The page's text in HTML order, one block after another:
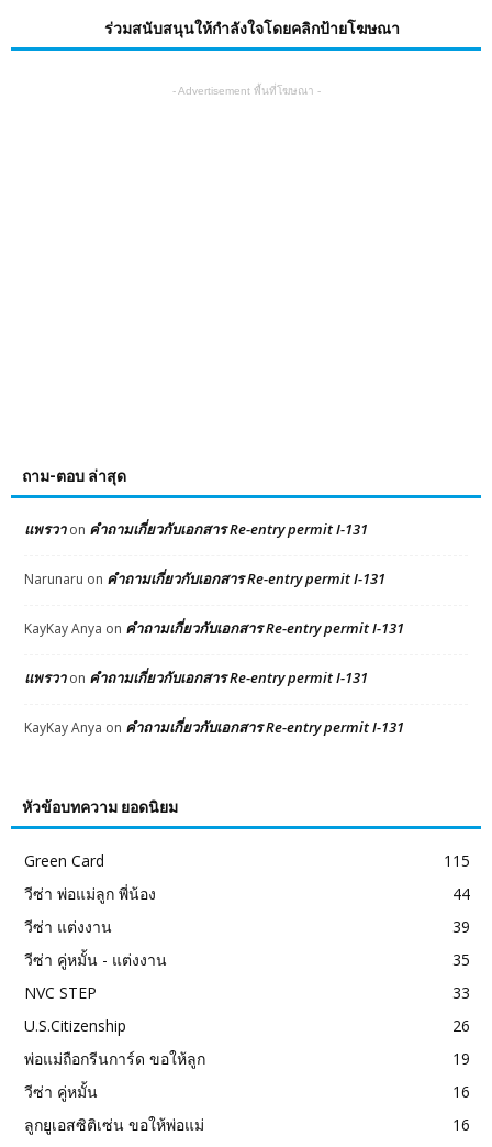
ร่วมสนับสนุนให้กำลังใจโดยคลิกป้ายโฆษณา
- Advertisement พื้นที่โฆษณา -
ถาม-ตอบ ล่าสุด
แพรวาon คำถามเกี่ยวกับเอกสาร Re-entry permit I-131
Narunaru on คำถามเกี่ยวกับเอกสาร Re-entry permit I-131
KayKay Anya on คำถามเกี่ยวกับเอกสาร Re-entry permit I-131
แพรวาon คำถามเกี่ยวกับเอกสาร Re-entry permit I-131
KayKay Anya on คำถามเกี่ยวกับเอกสาร Re-entry permit I-131
หัวข้อบทความ ยอดนิยม
Green Card
115
วีซ่า พ่อแม่ลูก พี่น้อง
44
วีซ่า แต่งงาน
39
วีซ่า คู่หมั้น - แต่งงาน
35
NVC STEP
33
U.S.Citizenship
26
พ่อแม่ถือกรีนการ์ด ขอให้ลูก
19
วีซ่า คู่หมั้น
16
ลูกยูเอสซิติเซ่น ขอให้พ่อแม่
16